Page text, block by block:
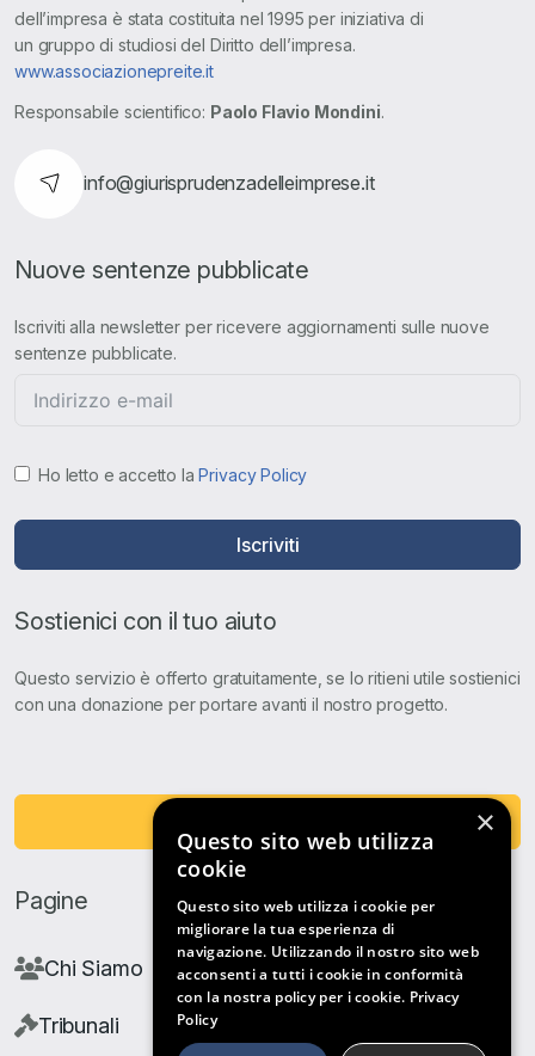
dell’impresa è stata costituita nel 1995 per iniziativa di
un gruppo di studiosi del Diritto dell’impresa.
www.associazionepreite.it
Responsabile scientifico: Paolo Flavio Mondini.
info@giurisprudenzadelleimprese.it
Nuove sentenze pubblicate
Iscriviti alla newsletter per ricevere aggiornamenti sulle nuove
sentenze pubblicate.
Ho letto e accetto laPrivacy Policy
Iscriviti
Sostienici con il tuo aiuto
Questo servizio è offerto gratuitamente, se lo ritieni utile sostienici
con una donazione per portare avanti il nostro progetto.
Pagine
Chi Siamo
Tribunali
×
Questo sito web utilizza
cookie
Questo sito web utilizza i cookie per
migliorare la tua esperienza di
navigazione. Utilizzando il nostro sito web
acconsenti a tutti i cookie in conformità
con la nostra policy per i cookie. Privacy
Policy